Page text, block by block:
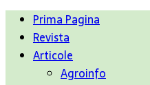
Prima Pagina
Revista
Articole
Agroinfo